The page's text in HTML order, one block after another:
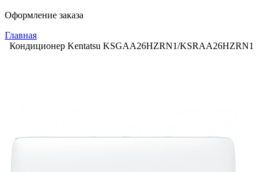
Оформление заказа
Главная
Кондиционер Kentatsu KSGAA26HZRN1/KSRAA26HZRN1